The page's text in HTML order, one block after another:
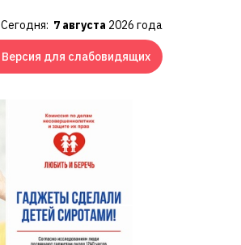
Сегодня: 7 августа 2026 года
Версия для слабовидящих